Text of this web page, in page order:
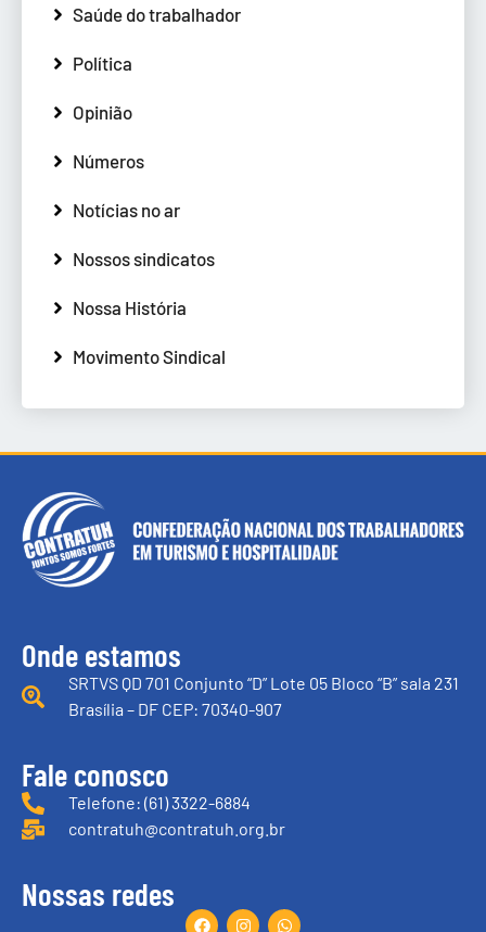
Saúde do trabalhador
Política
Opinião
Números
Notícias no ar
Nossos sindicatos
Nossa História
Movimento Sindical
Onde estamos
SRTVS QD 701 Conjunto “D” Lote 05 Bloco “B” sala 231
Brasília – DF CEP: 70340-907
Fale conosco
Telefone: (61) 3322-6884
contratuh@contratuh.org.br
Nossas redes